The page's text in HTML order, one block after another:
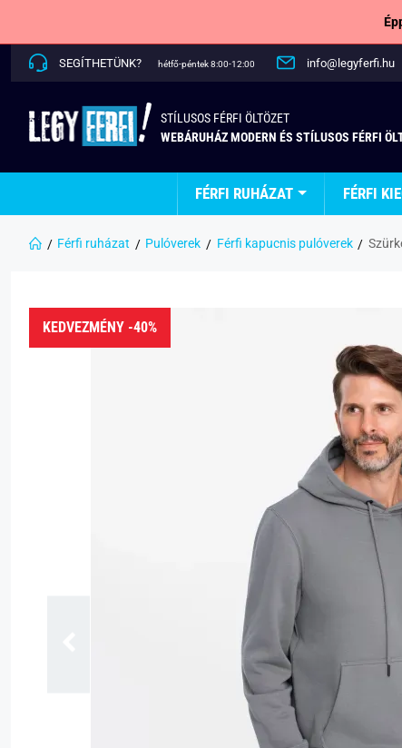
SEGÍTHETÜNK? hétfő-péntek 8:00-12:00 info@legyferfi.hu
STÍLUSOS FÉRFI ÖLTÖZET
WEBÁRUHÁZ MODERN ÉS STÍLUSOS FÉRFI
FÉRFI RUHÁZAT FÉRFI
Férfi ruházat Pulóverek Férfi kapucnis pulóverek
KEDVEZMÉNY -40%